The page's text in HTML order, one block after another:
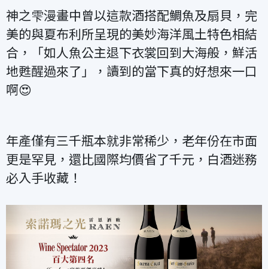
神之雫漫畫中曾以這款酒搭配鯛魚及扇貝，完
美的與夏布利所呈現的美妙海洋風土特色相結
合，「如人魚公主退下衣裳回到大海般，鮮活
地甦醒過來了」，讀到的當下真的好想來一口
啊😍
年產僅有三千瓶本就非常稀少，老年份在市面
更是罕見，還比國際均價省了千元，白酒迷務
必入手收藏！